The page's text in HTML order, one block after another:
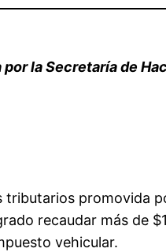
por la Secretaría de
tributarios promovida
recaudar más de
vehicular.